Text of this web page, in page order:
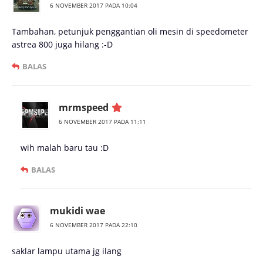
6 NOVEMBER 2017 PADA 10:04
Tambahan, petunjuk penggantian oli mesin di speedometer
astrea 800 juga hilang :-D
BALAS
mrmspeed
6 NOVEMBER 2017 PADA 11:11
wih malah baru tau :D
BALAS
mukidi wae
6 NOVEMBER 2017 PADA 22:10
saklar lampu utama jg ilang